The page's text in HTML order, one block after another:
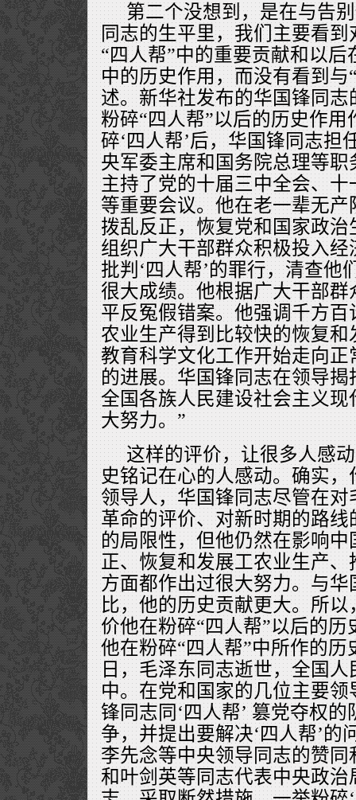
第二个没想到，是在与告
同志的生平里，我们主要看
“四人帮”中的重要贡献和以
中的历史作用，而没有看到与
述。新华社发布的华国锋同
粉碎“四人帮”以后的历史作用
碎‘四人帮’后，华国锋同志担
央军委主席和国务院总理等
主持了党的十届三中全会、
等重要会议。他在老一辈无
拨乱反正，恢复党和国家政
组织广大干部群众积极投入
批判‘四人帮’的罪行，清查他
很大成绩。他根据广大干部
平反冤假错案。他强调千方
农业生产得到比较快的恢复
教育科学文化工作开始走向
的进展。华国锋同志在领导揭
全国各族人民建设社会主义
大努力。”
这样的评价，让很多人感
史铭记在心的人感动。确实
领导人，华国锋同志尽管在
革命的评价、对新时期的路
的局限性，但他仍然在影响
正、恢复和发展工农业生产
方面都作出过很大努力。与
比，他的历史贡献更大。所
价他在粉碎“四人帮”以后的
他在粉碎“四人帮”中所作的历
日，毛泽东同志逝世，全国
中。在党和国家的几位主要
锋同志同‘四人帮’ 篡党夺权
争，并提出要解决‘四人帮’的
李先念等中央领导同志的赞
和叶剑英等同志代表中央政